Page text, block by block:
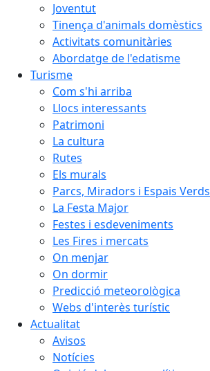
Joventut
Tinença d'animals domèstics
Activitats comunitàries
Abordatge de l'edatisme
Turisme
Com s'hi arriba
Llocs interessants
Patrimoni
La cultura
Rutes
Els murals
Parcs, Miradors i Espais Verds
La Festa Major
Festes i esdeveniments
Les Fires i mercats
On menjar
On dormir
Predicció meteorològica
Webs d'interès turístic
Actualitat
Avisos
Notícies